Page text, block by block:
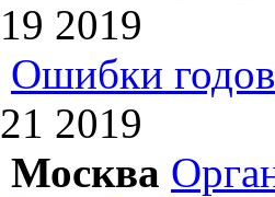
19 2019
Ошибки
21 2019
Москва